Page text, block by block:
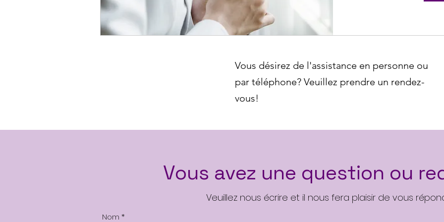
Vous désirez de l'assistance en personne ou
par téléphone? Veuillez prendre un rendez-
vous!
Vous avez une question ou
Veuillez nous écrire et il nous fera plaisir de vous
Nom